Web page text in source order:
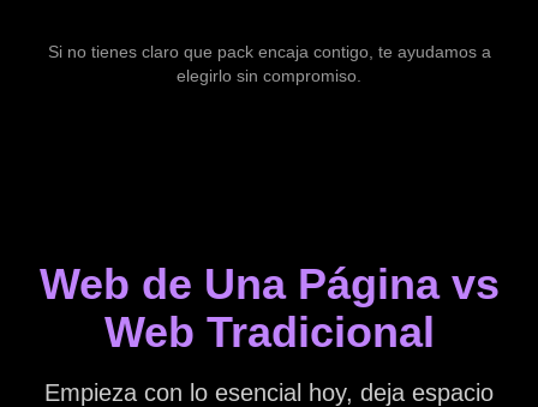
Si no tienes claro que pack encaja contigo, te ayudamos a
elegirlo sin compromiso.
Web de Una Página vs
Web Tradicional
Empieza con lo esencial hoy, deja espacio